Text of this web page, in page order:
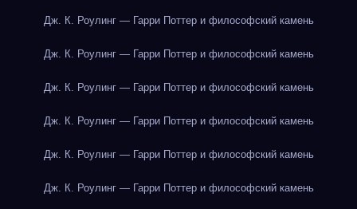
Дж. К. Роулинг — Гарри Поттер и философский камень
Дж. К. Роулинг — Гарри Поттер и философский камень
Дж. К. Роулинг — Гарри Поттер и философский камень
Дж. К. Роулинг — Гарри Поттер и философский камень
Дж. К. Роулинг — Гарри Поттер и философский камень
Дж. К. Роулинг — Гарри Поттер и философский камень